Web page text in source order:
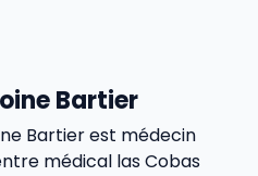
Bartier
Bartier est médecin
médical las Cobas